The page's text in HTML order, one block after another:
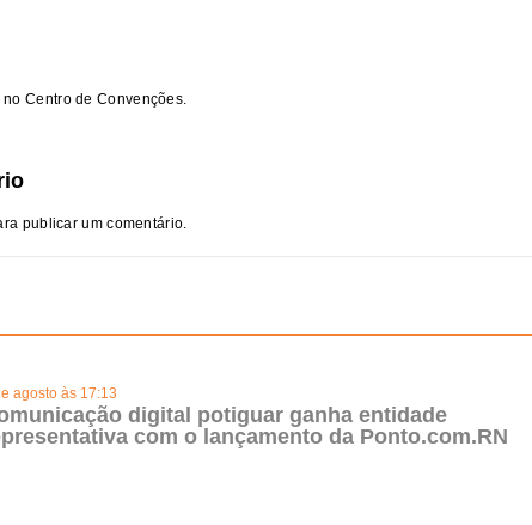
Centro de Convenções.
publicar um comentário.
agosto às 17:13
digital potiguar ganha entidade
com o lançamento da Ponto.com.RN